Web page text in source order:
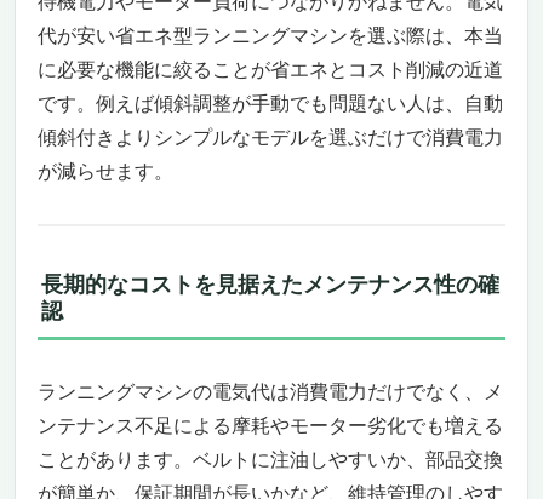
心して長く使える一台
自宅がジムになる！「BTM 電動ランニングマ
シン MAX12km/h」 ――電気代が安い省エネ型
ランニングマシンを探している方へ――
省エネでしっかり走れる安心設計
走りやすさと安全性に配慮した多機能モデル
モデル
コンパクトなのに多機能、家庭用にぴったり
静音・省エネモーターと安心設計で家族みん
なが快適
代が安い省エネ型ランニングマシンを選ぶ際は、本当
に必要な機能に絞ることが省エネとコスト削減の近道
です。例えば傾斜調整が手動でも問題ない人は、自動
傾斜付きよりシンプルなモデルを選ぶだけで消費電力
が減らせます。
長期的なコストを見据えたメンテナンス性の確
認
ランニングマシンの電気代は消費電力だけでなく、メ
ンテナンス不足による摩耗やモーター劣化でも増える
ことがあります。ベルトに注油しやすいか、部品交換
が簡単か、保証期間が長いかなど、維持管理のしやす